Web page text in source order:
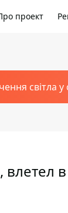
проект
світла у
влетел